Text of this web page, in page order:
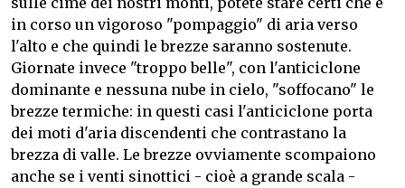
in corso un vigoroso "pompaggio" di aria verso
l'alto e che quindi le brezze saranno sostenute.
Giornate invece "troppo belle", con l'anticiclone
dominante e nessuna nube in cielo, "soffocano" le
brezze termiche: in questi casi l'anticiclone porta
dei moti d'aria discendenti che contrastano la
brezza di valle. Le brezze ovviamente scompaiono
anche se i venti sinottici - cioè a grande scala -